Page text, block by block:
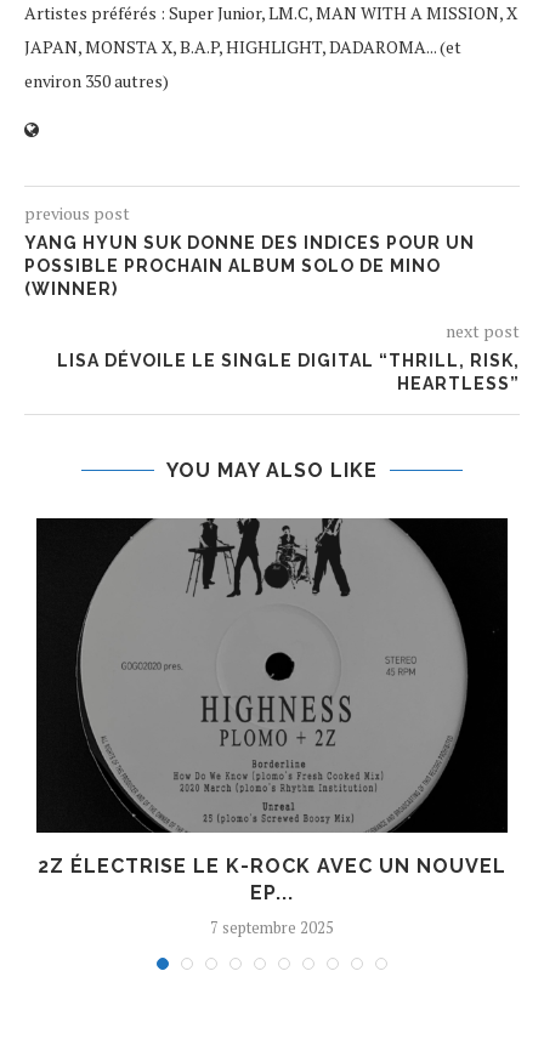
Artistes préférés : Super Junior, LM.C, MAN WITH A MISSION, X
JAPAN, MONSTA X, B.A.P, HIGHLIGHT, DADAROMA... (et
environ 350 autres)
previous post
YANG HYUN SUK DONNE DES INDICES POUR UN
POSSIBLE PROCHAIN ALBUM SOLO DE MINO
(WINNER)
next post
LISA DÉVOILE LE SINGLE DIGITAL “THRILL, RISK,
HEARTLESS”
YOU MAY ALSO LIKE
2Z ÉLECTRISE LE K-ROCK AVEC UN NOUVEL
EP...
7 septembre 2025